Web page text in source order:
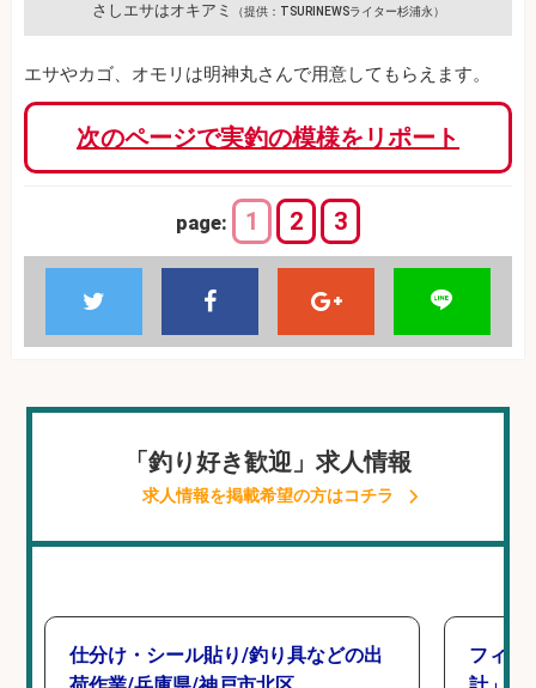
さしエサはオキアミ （提供：TSURINEWSライター杉浦永）
エサやカゴ、オモリは明神丸さんで用意してもらえます。
次のページで実釣の模様をリポート
page: 1 2 3
「釣り好き歓迎」求人情報
求人情報を掲載希望の方はコチラ
仕分け・シール貼り/釣り具などの出
フィッ